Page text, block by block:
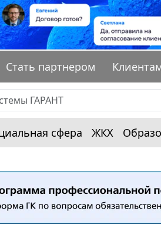
Стать партнером
сфера ЖКХ